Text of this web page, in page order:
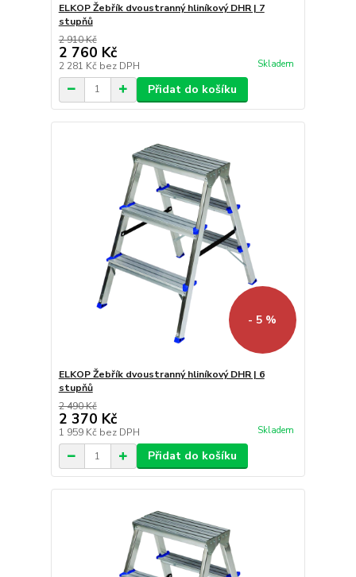
ELKOP Žebřík dvoustranný hliníkový DHR | 7
stupňů
2 910 Kč
2 760 Kč
2 281 Kč bez DPH Skladem
Přidat do košíku
- 5 %
ELKOP Žebřík dvoustranný hliníkový DHR | 6
stupňů
2 490 Kč
2 370 Kč
1 959 Kč bez DPH Skladem
Přidat do košíku